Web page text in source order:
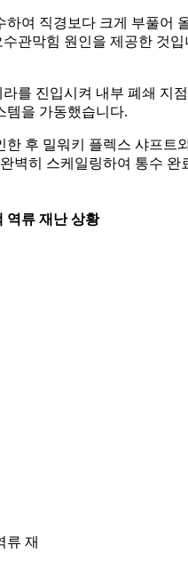
하여 직경보다 크게 부풀어
관막힘 원인을 제공한 것입
를 진입시켜 내부 폐쇄 지
템을 가동했습니다.
한 후 밀워키 플렉스 샤프트
벽히 스케일링하여 통수 완
역류 재난 상황
류 재